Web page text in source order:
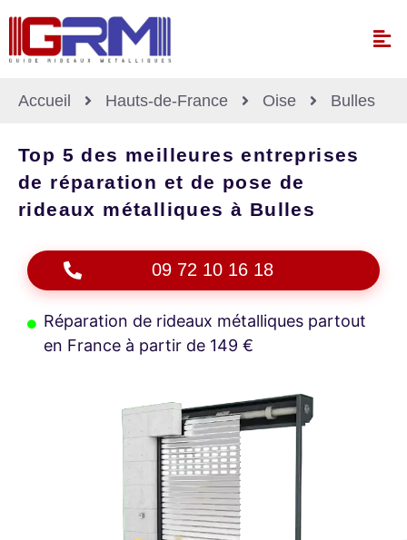
Accueil Hauts-de-France Oise Bulles
Top 5 des meilleures entreprises
de réparation et de pose de
rideaux métalliques à Bulles
09 72 10 16 18
Réparation de rideaux métalliques partout
en France à partir de 149 €